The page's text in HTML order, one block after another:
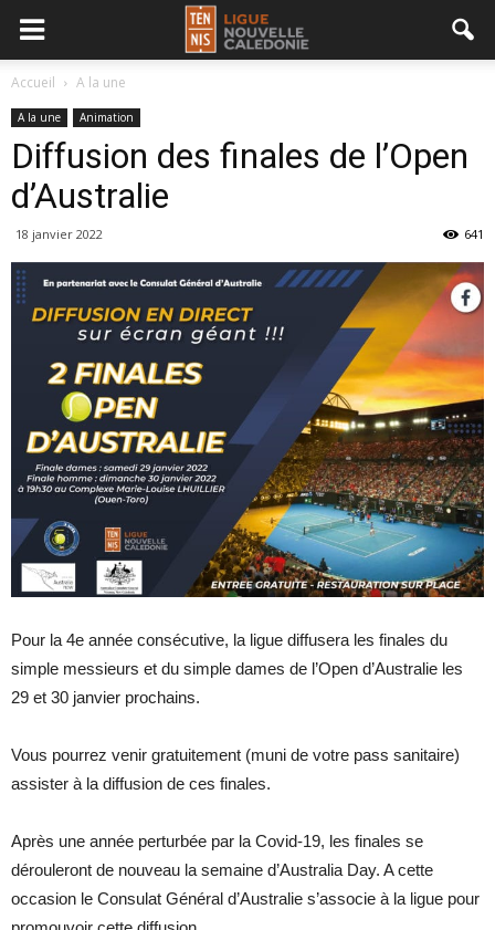
Accueil A la une
A la une Animation
Diffusion des finales de l’Open
d’Australie
18 janvier 2022 641
Pour la 4e année consécutive, la ligue diffusera les finales du
simple messieurs et du simple dames de l’Open d’Australie les
29 et 30 janvier prochains.
Vous pourrez venir gratuitement (muni de votre pass sanitaire)
assister à la diffusion de ces finales.
Après une année perturbée par la Covid-19, les finales se
dérouleront de nouveau la semaine d’Australia Day. A cette
occasion le Consulat Général d’Australie s’associe à la ligue pour